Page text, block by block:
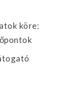
köre: